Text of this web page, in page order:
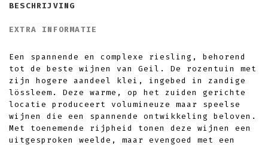
BESCHRIJVING
EXTRA INFORMATIE
Een spannende en complexe riesling, behorend
tot de beste wijnen van Geil. De rozentuin met
zijn hogere aandeel klei, ingebed in zandige
lössleem. Deze warme, op het zuiden gerichte
locatie produceert volumineuze maar speelse
wijnen die een spannende ontwikkeling beloven.
Met toenemende rijpheid tonen deze wijnen een
uitgesproken weelde, maar evengoed met een